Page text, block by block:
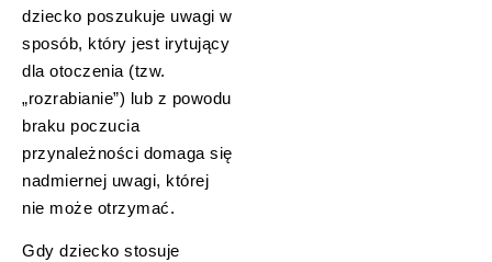
dziecko poszukuje uwagi w
sposób, który jest irytujący
dla otoczenia (tzw.
„rozrabianie”) lub z powodu
braku poczucia
przynależności domaga się
nadmiernej uwagi, której
nie może otrzymać.
Gdy dziecko stosuje